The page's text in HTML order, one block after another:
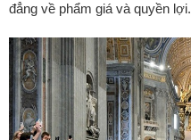
đẳng về phẩm giá và quyền
(St 1,27).